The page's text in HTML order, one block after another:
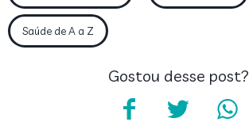
Saúde de A a Z
Gostou desse post?